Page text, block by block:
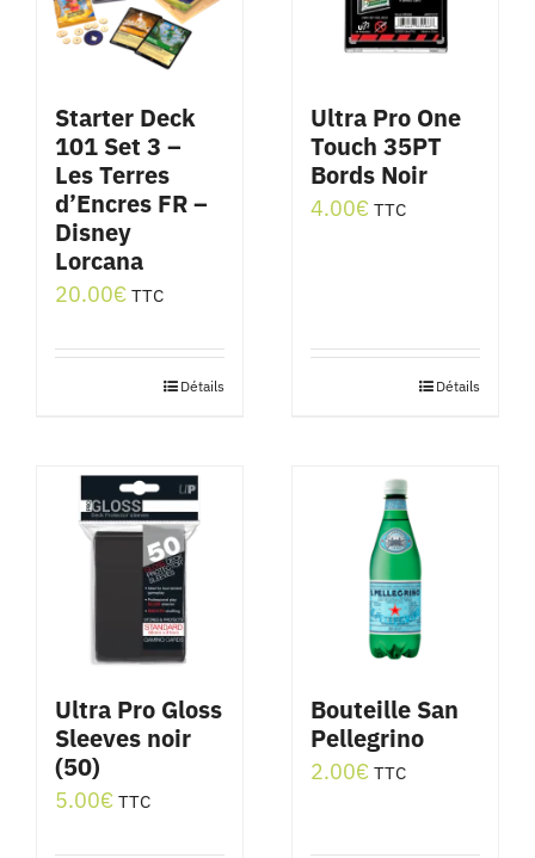
Starter Deck
101 Set 3 –
Les Terres
d’Encres FR –
Disney
Lorcana
20.00€ TTC
Détails
Ultra Pro One
Touch 35PT
Bords Noir
4.00€ TTC
Détails
Ultra Pro Gloss
Sleeves noir
(50)
5.00€ TTC
Bouteille San
Pellegrino
2.00€ TTC